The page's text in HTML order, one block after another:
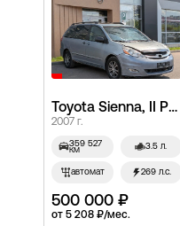
Toyota Sienna, II Рестайлинг
2007 г.
359 527
км 3.5 л.
автомат 269 л.с.
500 000 ₽
от 5 208 ₽/мес.